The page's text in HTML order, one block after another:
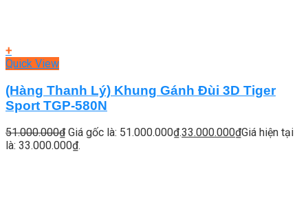
+
Quick View
(Hàng Thanh Lý) Khung Gánh Đùi 3D Tiger
Sport TGP-580N
51.000.000₫ Giá gốc là: 51.000.000₫.33.000.000₫Giá hiện tại
là: 33.000.000₫.